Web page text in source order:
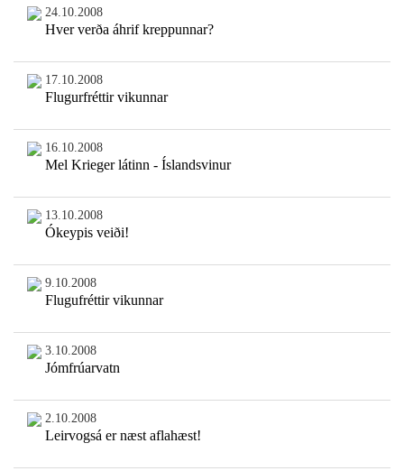
24.10.2008
Hver verða áhrif kreppunnar?
17.10.2008
Flugurfréttir vikunnar
16.10.2008
Mel Krieger látinn - Íslandsvinur
13.10.2008
Ókeypis veiði!
9.10.2008
Flugufréttir vikunnar
3.10.2008
Jómfrúarvatn
2.10.2008
Leirvogsá er næst aflahæst!